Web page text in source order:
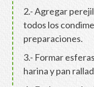
2.- Agregar
todos los
preparaciones.
3.- Formar
harina y pan